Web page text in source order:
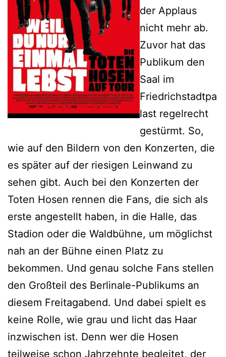
der Applaus
nicht mehr ab.
Zuvor hat das
Publikum den
Saal im
Friedrichstadtpa
last regelrecht
gestürmt. So,
wie auf den Bildern von den Konzerten, die
es später auf der riesigen Leinwand zu
sehen gibt. Auch bei den Konzerten der
Toten Hosen rennen die Fans, die sich als
erste angestellt haben, in die Halle, das
Stadion oder die Waldbühne, um möglichst
nah an der Bühne einen Platz zu
bekommen. Und genau solche Fans stellen
den Großteil des Berlinale-Publikums an
diesem Freitagabend. Und dabei spielt es
keine Rolle, wie grau und licht das Haar
inzwischen ist. Denn wer die Hosen
teilweise schon Jahrzehnte begleitet, der